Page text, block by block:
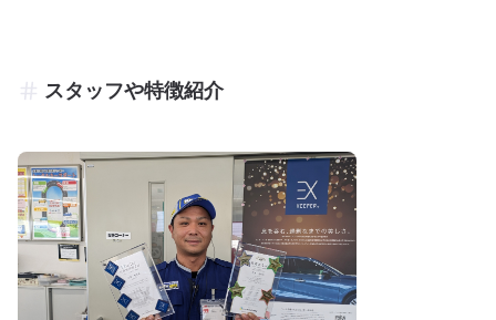
スタッフや特徴紹介